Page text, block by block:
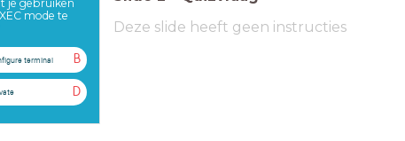
je gebruiken
mode te
B
terminal
D
Deze slide heeft geen instructies